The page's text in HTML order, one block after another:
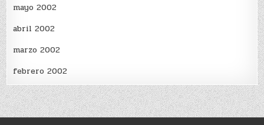
mayo 2002
abril 2002
marzo 2002
febrero 2002